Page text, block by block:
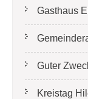
Gasthaus
Guter
Kreistag